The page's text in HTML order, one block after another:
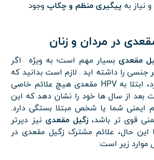
نیاز به پیگیری منظم و چکاپ وجود
در مردان و زنان
مقعدی بسیار مهم است؛ به ویژه اگر
جنسی را داشته اید . لازم است بدانید که
در بسیاری از موارد، ابتلا به HPV مقعدی هیچ علائم خاصی
بعد از سال ها خود را نشان دهد که این
ایمنی شما یا شخص مبتلا بستگی دارد.
قوی تر باشد، زگیل مقعدی نیز دیرتر
حال، علائم مشترک زگیل مقعدی در
موارد زیر است: